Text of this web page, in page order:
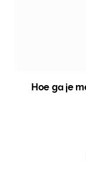
Hoe ga je